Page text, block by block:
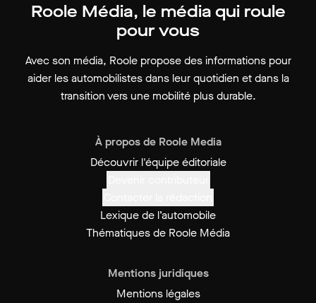
Roole Média, le média qui roule
pour vous
Avec son média, Roole propose des informations pour
aider les automobilistes dans leur quotidien et dans la
transition vers une mobilité plus durable.
À propos de Roole Media
Découvrir l'équipe éditoriale
Lexique de l’automobile
Thématiques de Roole Média
Mentions juridiques
Mentions légales